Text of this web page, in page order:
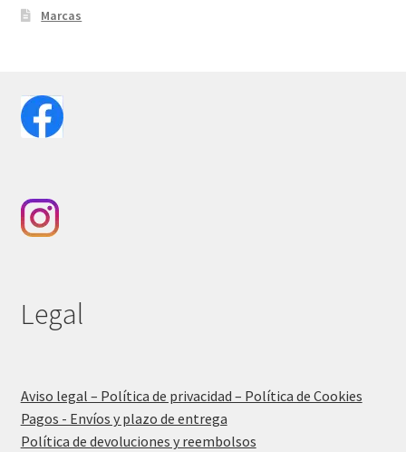
Marcas
Legal
Aviso legal – Política de privacidad – Política de Cookies
Pagos - Envíos y plazo de entrega
Política de devoluciones y reembolsos